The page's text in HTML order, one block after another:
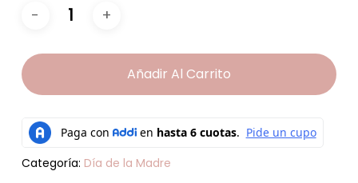
Añadir Al Carrito
Categoría: Día de la Madre